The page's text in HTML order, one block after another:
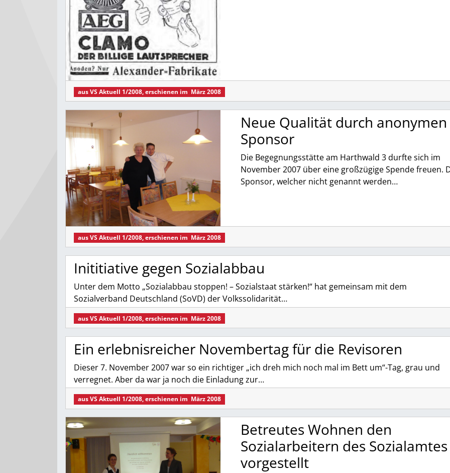
ausVS Aktuell 1/2008, erschienen im März 2008
Neue Qualität durch anonymen
Sponsor
Die Begegnungsstätte am Harthwald 3 durfte sich im
November 2007 über eine großzügige Spende freuen.
Sponsor, welcher nicht genannt werden…
ausVS Aktuell 1/2008, erschienen im März 2008
Inititiative gegen Sozialabbau
Unter dem Motto „Sozialabbau stoppen! – Sozialstaat stärken!“ hat gemeinsam mit dem
Sozialverband Deutschland (SoVD) der Volkssolidarität…
ausVS Aktuell 1/2008, erschienen im März 2008
Ein erlebnisreicher Novembertag für die Revisoren
Dieser 7. November 2007 war so ein richtiger „ich dreh mich noch mal im Bett um“-Tag, grau und
verregnet. Aber da war ja noch die Einladung zur…
ausVS Aktuell 1/2008, erschienen im März 2008
Betreutes Wohnen den
Sozialarbeitern des Sozialamtes
vorgestellt